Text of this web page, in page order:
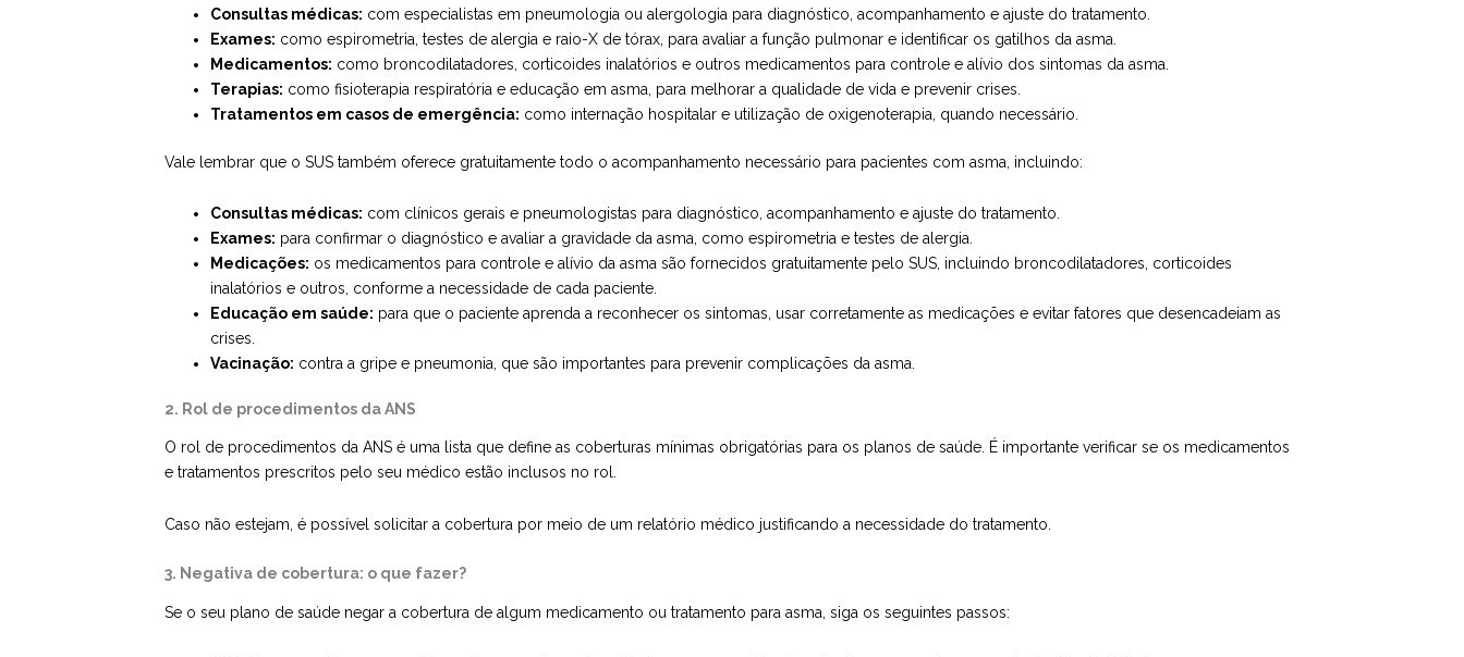
Consultas médicas: com especialistas em pneumologia ou alergologia para diagnóstico, acompanhamento e ajuste do tratamento.
Exames: como espirometria, testes de alergia e raio-X de tórax, para avaliar a função pulmonar e identificar os gatilhos da asma.
Medicamentos: como broncodilatadores, corticoides inalatórios e outros medicamentos para controle e alívio dos sintomas da asma.
Terapias: como fisioterapia respiratória e educação em asma, para melhorar a qualidade de vida e prevenir crises.
Tratamentos em casos de emergência: como internação hospitalar e utilização de oxigenoterapia, quando necessário.
Vale lembrar que o SUS também oferece gratuitamente todo o acompanhamento necessário para pacientes com asma, incluindo:
Consultas médicas: com clínicos gerais e pneumologistas para diagnóstico, acompanhamento e ajuste do tratamento.
Exames: para confirmar o diagnóstico e avaliar a gravidade da asma, como espirometria e testes de alergia.
Medicações: os medicamentos para controle e alívio da asma são fornecidos gratuitamente pelo SUS, incluindo broncodilatadores, corticoides
inalatórios e outros, conforme a necessidade de cada paciente.
Educação em saúde: para que o paciente aprenda a reconhecer os sintomas, usar corretamente as medicações e evitar fatores que desencadeiam as
crises.
Vacinação: contra a gripe e pneumonia, que são importantes para prevenir complicações da asma.
2. Rol de procedimentos da ANS
O rol de procedimentos da ANSé uma lista que define as coberturas mínimas obrigatórias para os planos de saúde. É importante verificar se os medicamentos
e tratamentos prescritos pelo seu médico estão inclusos no rol.
Caso não estejam, é possível solicitar a cobertura por meio de um relatório médico justificando a necessidade do tratamento.
3. Negativa de cobertura: o que fazer?
Se o seu plano de saúde negar a cobertura de algum medicamento ou tratamento para asma, siga os seguintes passos: